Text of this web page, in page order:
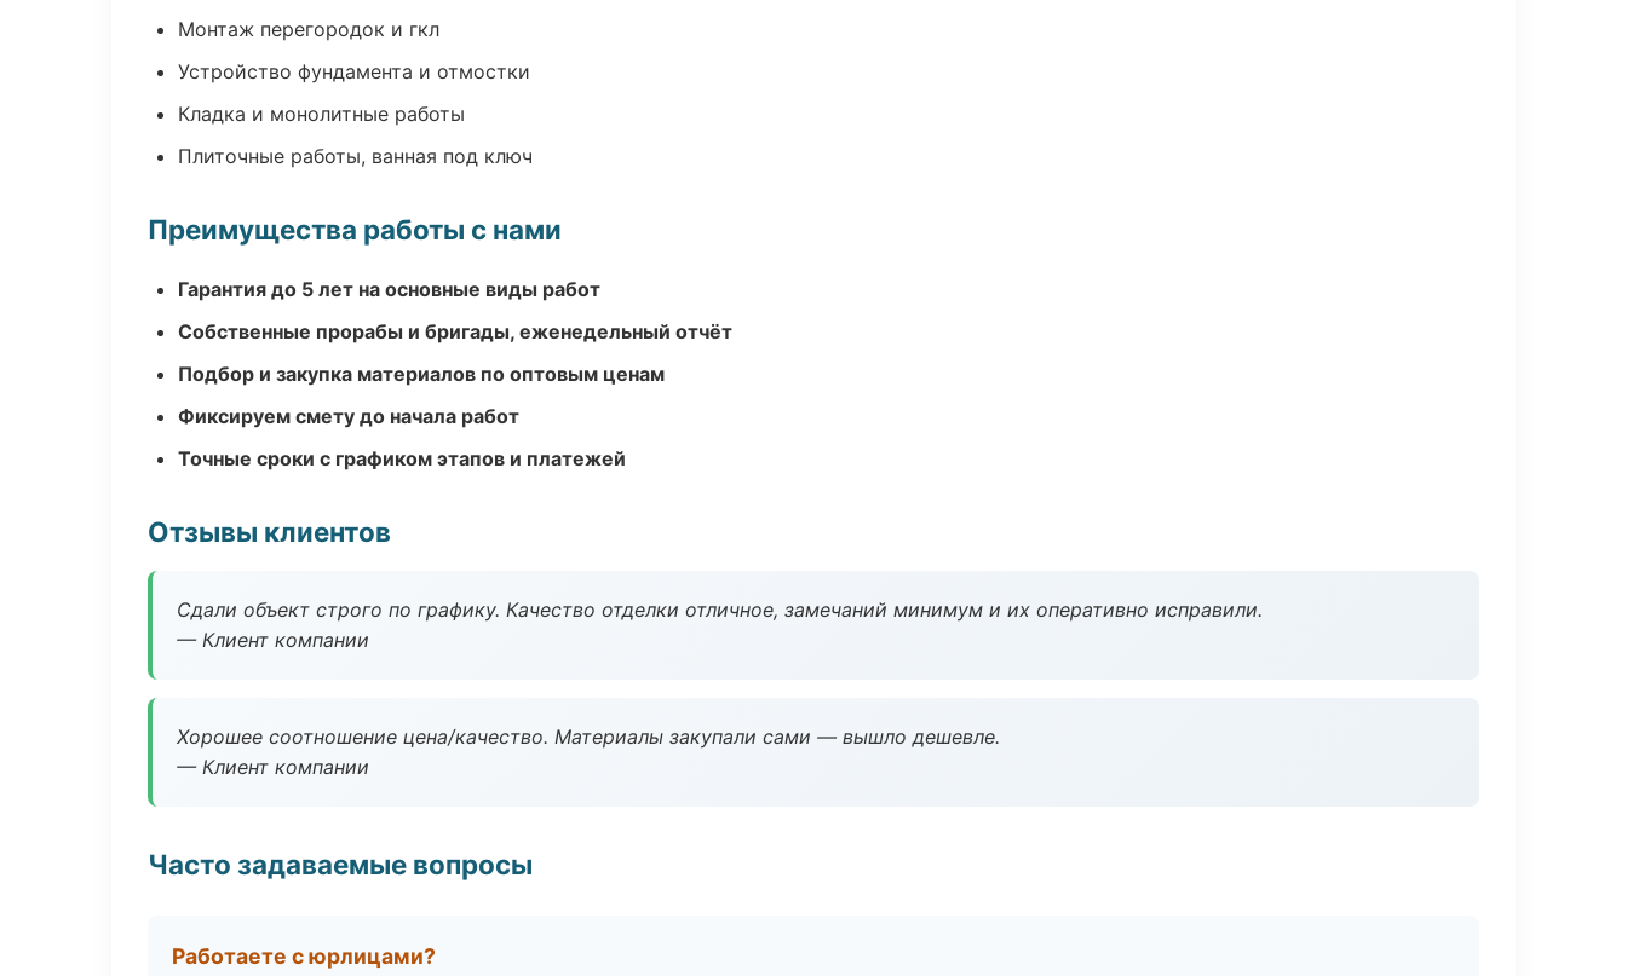
Монтаж перегородок и гкл
Устройство фундамента и отмостки
Кладка и монолитные работы
Плиточные работы, ванная под ключ
Преимущества работы с нами
Гарантия до 5 лет на основные виды работ
Собственные прорабы и бригады, еженедельный отчёт
Подбор и закупка материалов по оптовым ценам
Фиксируем смету до начала работ
Точные сроки с графиком этапов и платежей
Отзывы клиентов
Сдали объект строго по графику. Качество отделки отличное, замечаний минимум и их оперативно исправили.
— Клиент компании
Хорошее соотношение цена/качество. Материалы закупали сами — вышло дешевле.
— Клиент компании
Часто задаваемые вопросы
Работаете с юрлицами?